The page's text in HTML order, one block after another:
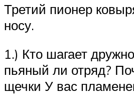
Третий пионер
носу.
1.) Кто шагает
пьяный ли отряд?
щечки У вас